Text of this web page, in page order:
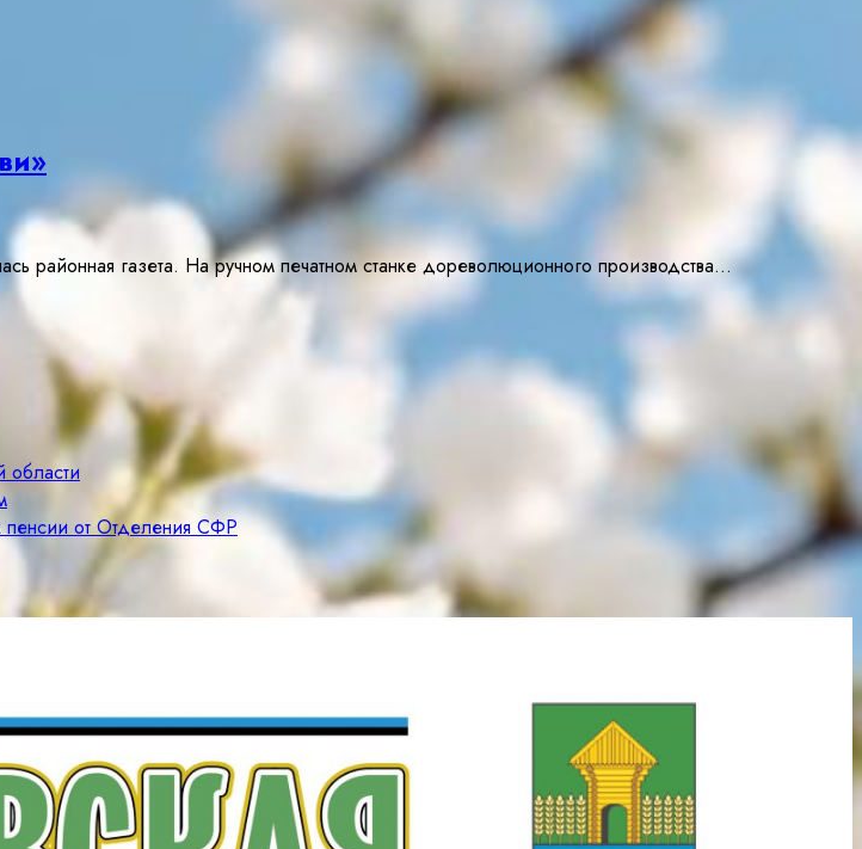
районная газета. На ручном печатном станке дореволюционного производства…
области
пенсии от Отделения СФР